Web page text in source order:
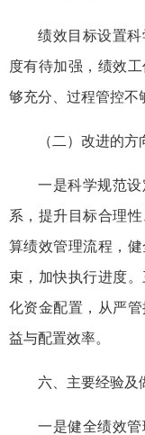
绩效目标设置
度有待加强，绩效
够充分、过程管控不
（二）改进的
一是科学规范
系，提升目标合理
算绩效管理流程，
束，加快执行进度
化资金配置，从严
益与配置效率。
六、主要经验及
一是健全绩效